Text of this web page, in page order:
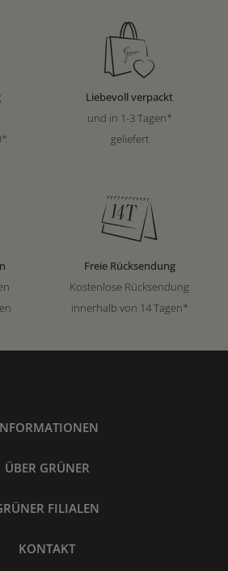
Liebevoll verpackt
und in 1-3 Tagen*
geliefert
Freie Rücksendung
Kostenlose Rücksendung
innerhalb von 14 Tagen*
ÜBER GRÜNER
FILIALEN
KONTAKT